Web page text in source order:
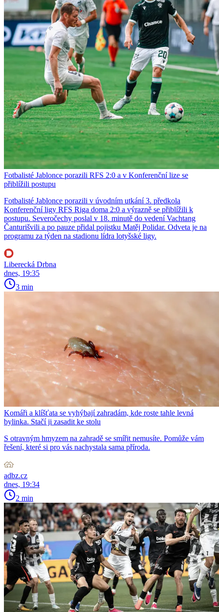
Fotbalisté Jablonce porazili RFS 2:0 a v Konferenční lize se
přiblížili postupu
Fotbalisté Jablonce porazili v úvodním utkání 3. předkola
Konferenční ligy RFS Riga doma 2:0 a výrazně se přiblížili k
postupu. Severočechy poslal v 18. minutě do vedení Vachtang
Čanturišvili a po pauze přidal pojistku Matěj Polidar. Odveta je na
programu za týden na stadionu lídra lotyšské ligy.
Liberecká Drbna
dnes, 19:35
3 min
Komáři a klíšťata se vyhýbají zahradám, kde roste tahle levná
bylinka. Stačí ji zasadit ke stolu
S otravným hmyzem na zahradě se smířit nemusíte. Pomůže vám
řešení, které si pro vás nachystala sama příroda.
adbz.cz
dnes, 19:34
2 min